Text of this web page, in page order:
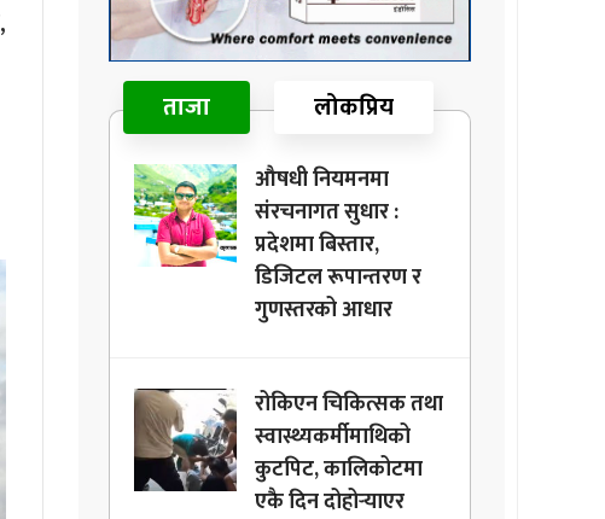
ताजा लोकप्रिय
औषधी नियमनमा
संरचनागत सुधार :
प्रदेशमा बिस्तार,
डिजिटल रूपान्तरण र
गुणस्तरको आधार
रोकिएन चिकित्सक तथा
स्वास्थ्यकर्मीमाथिको
कुटपिट, कालिकोटमा
एकै दिन दोहोर्‍याएर